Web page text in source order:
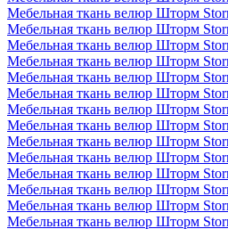
Мебельная ткань велюр Шторм
Мебельная ткань велюр Шторм
Мебельная ткань велюр Шторм
Мебельная ткань велюр Шторм
Мебельная ткань велюр Шторм
Мебельная ткань велюр Шторм
Мебельная ткань велюр Шторм
Мебельная ткань велюр Шторм
Мебельная ткань велюр Шторм
Мебельная ткань велюр Шторм
Мебельная ткань велюр Шторм
Мебельная ткань велюр Шторм
Мебельная ткань велюр Шторм
Мебельная ткань велюр Шторм